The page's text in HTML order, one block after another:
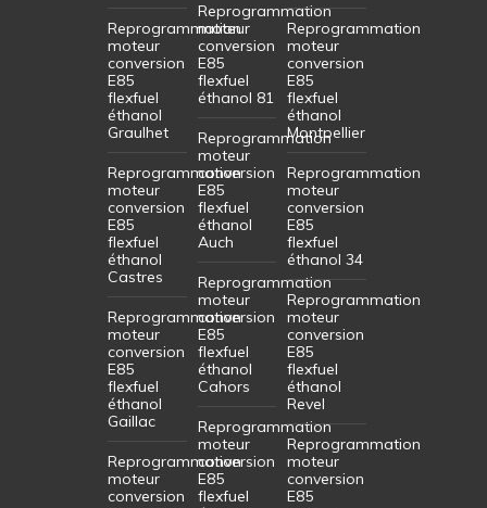
Reprogrammation
moteur
conversion
E85
flexfuel
éthanol
Graulhet
Reprogrammation
moteur
conversion
E85
flexfuel
éthanol
Castres
Reprogrammation
moteur
conversion
E85
flexfuel
éthanol
Gaillac
Reprogrammation
moteur
conversion
Reprogrammation
moteur
conversion
E85
flexfuel
éthanol 81
Reprogrammation
moteur
conversion
E85
flexfuel
éthanol
Auch
Reprogrammation
moteur
conversion
E85
flexfuel
éthanol
Cahors
Reprogrammation
moteur
conversion
E85
flexfuel
Reprogrammation
moteur
conversion
E85
flexfuel
éthanol
Montpellier
Reprogrammation
moteur
conversion
E85
flexfuel
éthanol 34
Reprogrammation
moteur
conversion
E85
flexfuel
éthanol
Revel
Reprogrammation
moteur
conversion
E85